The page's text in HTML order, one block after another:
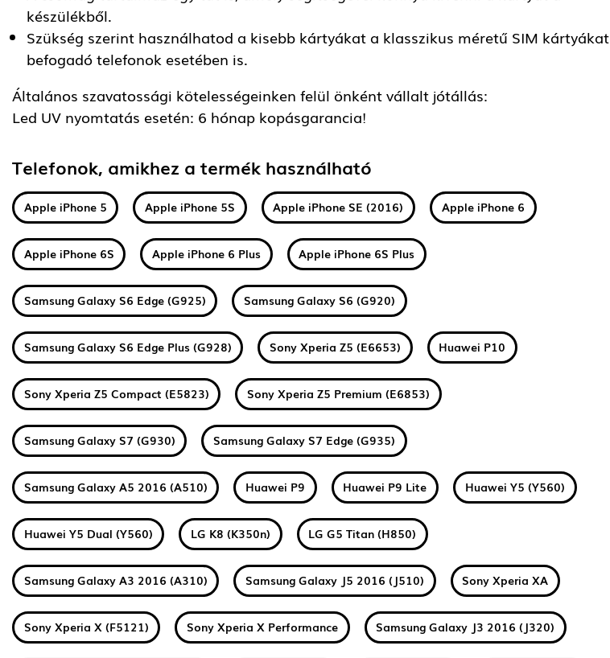
készülékből.
Szükség szerint használhatod a kisebb kártyákat a klasszikus méretű SIM kártyákat
befogadó telefonok esetében is.
Általános szavatossági kötelességeinken felül önként vállalt jótállás:
Led UV nyomtatás esetén: 6 hónap kopásgarancia!
Telefonok, amikhez a termék használható
Apple iPhone 5 Apple iPhone 5S Apple iPhone SE (2016) Apple iPhone 6
Apple iPhone 6S Apple iPhone 6 Plus Apple iPhone 6S Plus
Samsung Galaxy S6 Edge (G925) Samsung Galaxy S6 (G920)
Samsung Galaxy S6 Edge Plus (G928) Sony Xperia Z5 (E6653) Huawei P10
Sony Xperia Z5 Compact (E5823) Sony Xperia Z5 Premium (E6853)
Samsung Galaxy S7 (G930) Samsung Galaxy S7 Edge (G935)
Samsung Galaxy A5 2016 (A510) Huawei P9 Huawei P9 Lite Huawei Y5 (Y560)
Huawei Y5 Dual (Y560) LG K8 (K350n) LG G5 Titan (H850)
Samsung Galaxy A3 2016 (A310) Samsung Galaxy J5 2016 (J510) Sony Xperia XA
Sony Xperia X (F5121) Sony Xperia X Performance Samsung Galaxy J3 2016 (J320)